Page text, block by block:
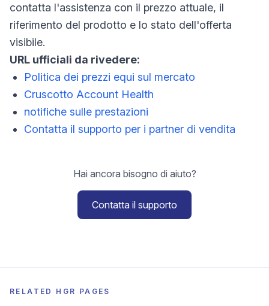
contatta l'assistenza con il prezzo attuale, il
riferimento del prodotto e lo stato dell'offerta
visibile.
URL ufficiali da rivedere:
Politica dei prezzi equi sul mercato
Cruscotto Account Health
notifiche sulle prestazioni
Contatta il supporto per i partner di vendita
Hai ancora bisogno di aiuto?
Contatta il supporto
RELATED HGR PAGES